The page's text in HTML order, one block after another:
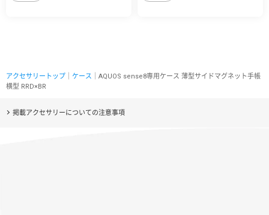
アクセサリートップ ケース ｜AQUOS sense8専用ケース 薄型サイドマグネット手帳
横型 RRD×BR
掲載アクセサリーについての注意事項